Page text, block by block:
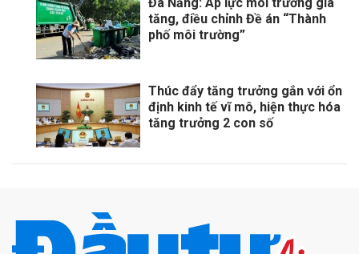
tăng, điều chỉnh Đề án “Thành
phố môi trường”
Thúc đẩy tăng trưởng gắn với ổn
định kinh tế vĩ mô, hiện thực hóa
tăng trưởng 2 con số